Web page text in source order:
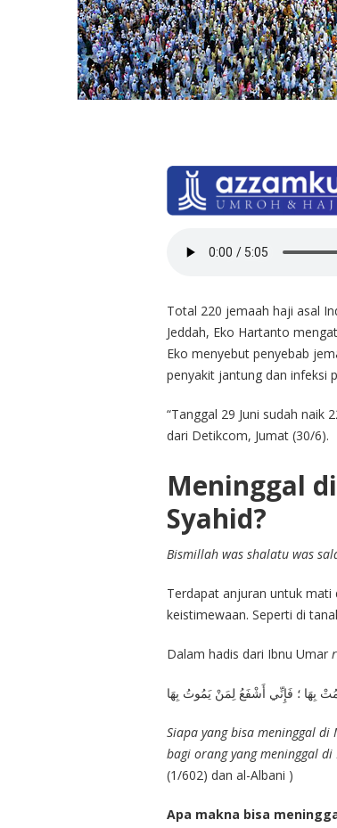
Total 220 jemaah haji asal
Jeddah, Eko Hartanto
Eko menyebut penyebab
penyakit jantung dan infeksi
“Tanggal 29 Juni sudah naik
dari Detikcom, Jumat (30/6).
Meninggal
Syahid?
Bismillah was shalatu was
Terdapat anjuran untuk
keistimewaan. Seperti di
Dalam hadis dari Ibnu Umar
بِهَا ؛ فَإِنِّي أَشْفَعُ لِمَنْ يَمُوتُ بِهَا
Siapa yang bisa meninggal
bagi orang yang meninggal di
(1/602) dan al-Albani )
Apa makna bisa